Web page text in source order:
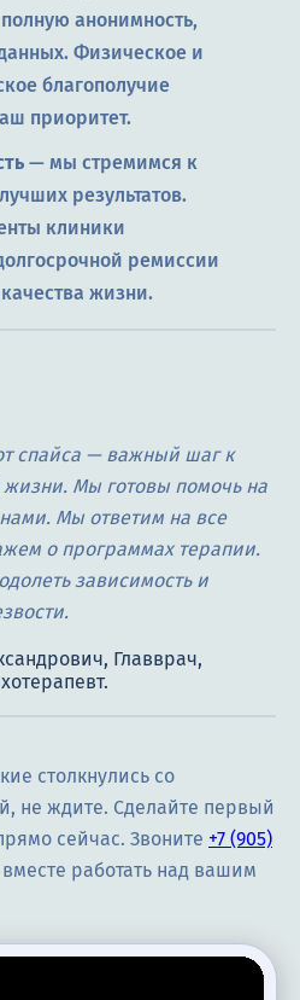
анонимность,
Физическое и
благополучие
приоритет.
— мы стремимся к
результатов.
клиники
ремиссии
жизни.
спайса — важный шаг к
жизни. Мы готовы помочь на
Мы ответим на все
о программах терапии.
зависимость и
столкнулись со
не ждите. Сделайте первый
сейчас. Звоните +7 (905)
работать над вашим